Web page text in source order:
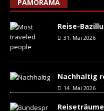
PAMORAMA
Reise-
31. Mai 2026
Nachhaltig
14. Mai 2026